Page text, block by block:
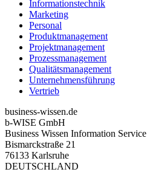
Informationstechnik
Marketing
Personal
Produktmanagement
Projektmanagement
Prozessmanagement
Qualitätsmanagement
Unternehmensführung
Vertrieb
business-wissen.de
b-WISE GmbH
Business Wissen Information Service
Bismarckstraße 21
76133 Karlsruhe
DEUTSCHLAND